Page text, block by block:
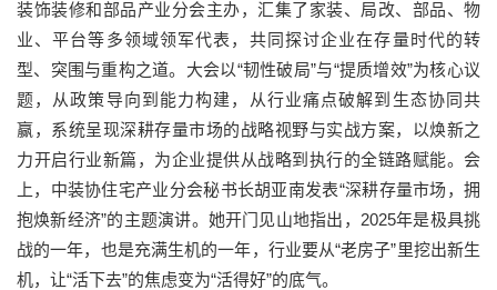
装饰装修和部品产业分会主办，汇集了家装、局改、部品、物
业、平台等多领域领军代表，共同探讨企业在存量时代的转
型、突围与重构之道。大会以“韧性破局”与“提质增效”为核心议
题，从政策导向到能力构建，从行业痛点破解到生态协同共
赢，系统呈现深耕存量市场的战略视野与实战方案，以焕新之
力开启行业新篇，为企业提供从战略到执行的全链路赋能。会
上，中装协住宅产业分会秘书长胡亚南发表“深耕存量市场，拥
抱焕新经济”的主题演讲。她开门见山地指出，2025年是极具挑
战的一年，也是充满生机的一年，行业要从“老房子”里挖出新生
机，让“活下去”的焦虑变为“活得好”的底气。